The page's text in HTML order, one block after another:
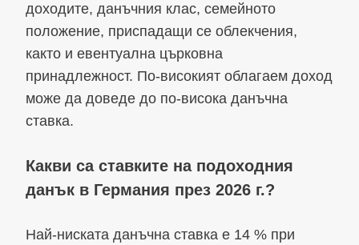
доходите, данъчния клас, семейното
положение, приспадащи се облекчения,
както и евентуална църковна
принадлежност. По-високият облагаем доход
може да доведе до по-висока данъчна
ставка.
Какви са ставките на подоходния
данък в Германия през 2026 г.?
Най-ниската данъчна ставка е 14 % при